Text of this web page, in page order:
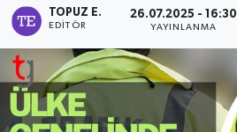
TOPUZ E.
EDITÖR
26.07.2025 - 16:30
YAYINLANMA